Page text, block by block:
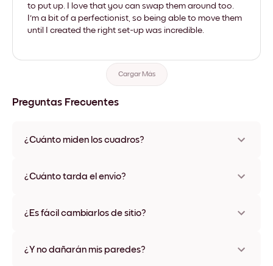
to put up. I love that you can swap them around too.
I'm a bit of a perfectionist, so being able to move them
until I created the right set-up was incredible.
Cargar Más
Preguntas Frecuentes
¿Cuánto miden los cuadros?
varios materiales y colores de marco, incluidas opciones sin
¿Cuánto tarda el envío?
disponibles en algunos países. Te enviaremos un número de
¿Es fácil cambiarlos de sitio?
ningún daño
¿Y no dañarán mis paredes?